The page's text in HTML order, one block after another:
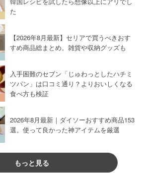
た
【2026年8月最新】セリアで買うべきおす
すめ商品総まとめ。雑貨や収納グッズも
入手困難のセブン「じゅわっとしたハチミ
ツパン」は口コミ通り？よりおいしくなる
食べ方も検証
2026年8月最新｜ダイソーおすすめ商品153
選。使って良かった神アイテムを厳選
もっと見る